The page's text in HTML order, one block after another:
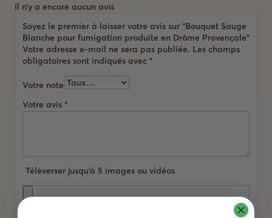
Il n’y a encore aucun avis
Soyez le premier à laisser votre avis sur “Bouquet Sauge
Blanche pour fumigation produite en Drôme Provençale”
Votre adresse e-mail ne sera pas publiée. Les champs
obligatoires sont indiqués avec *
Votre note
Votre avis *
Téléverser jusqu‘à 5 images ou vidéos